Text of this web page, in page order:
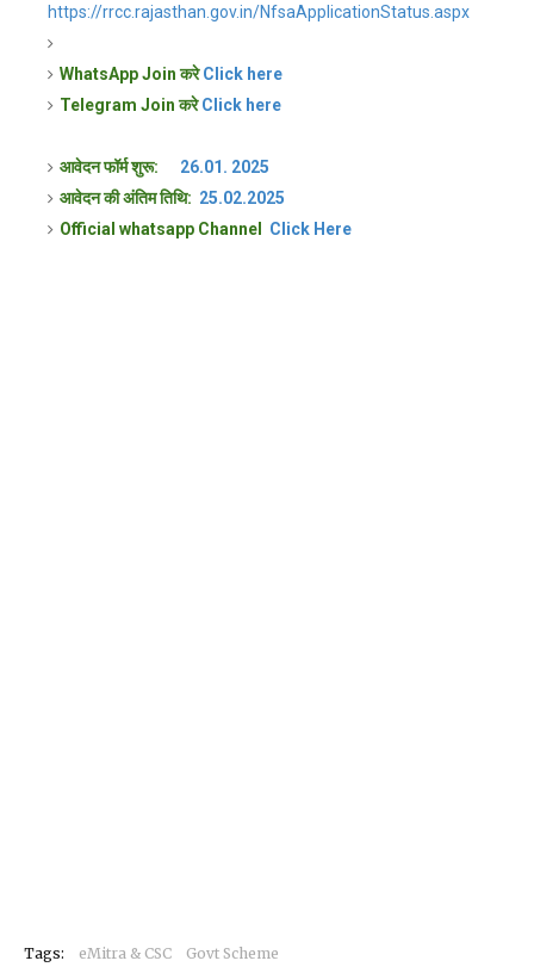
https://rrcc.rajasthan.gov.in/NfsaApplicationStatus.aspx
WhatsApp Join करेClick here
Telegram Join करेClick here
आवेदन फॉर्म शुरू:
26.01. 2025
आवेदन की अंतिम तिथि: 25.02.2025
Official whatsapp Channel Click Here
Tags: eMitra & CSC Govt Scheme